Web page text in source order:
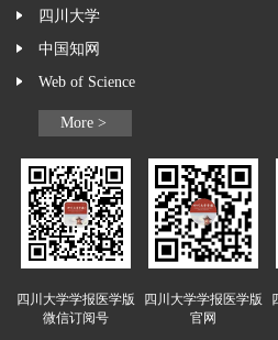
四川大学
中国知网
Web of Science
More >
四川大学学报医学版
微信订阅号
四川大学学报医学版
官网